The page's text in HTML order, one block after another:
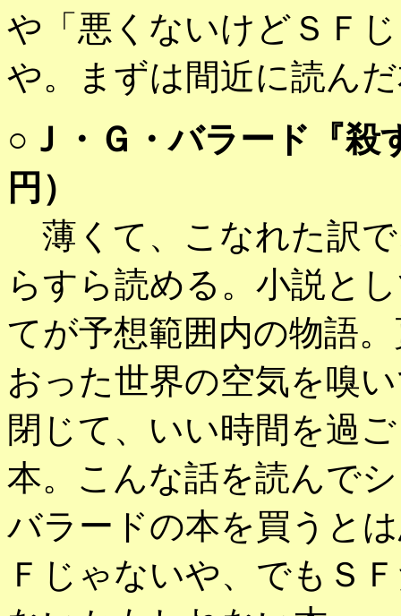
や「悪くないけどＳＦ
や。まずは間近に読ん
○ Ｊ・Ｇ・バラード『
円）
薄くて、こなれた訳
らすら読める。小説と
てが予想範囲内の物語
おった世界の空気を嗅
閉じて、いい時間を過
本。こんな話を読んで
バラードの本を買うと
Ｆじゃないや、でもＳ